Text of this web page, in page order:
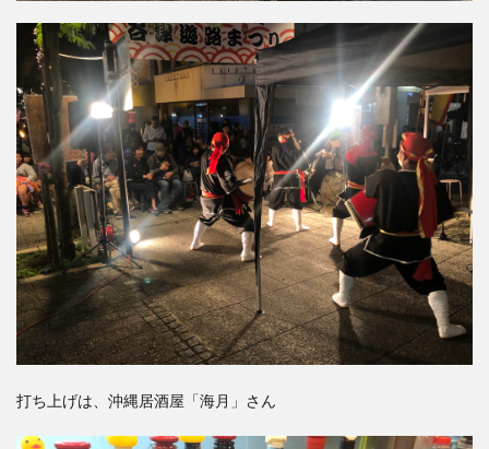
打ち上げは、沖縄居酒屋「海月」さん